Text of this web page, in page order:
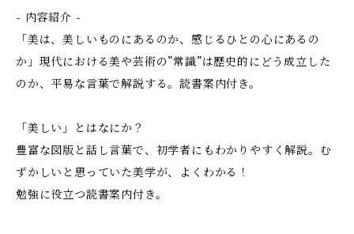
- 内容紹介 -
「美は、美しいものにあるのか、感じるひとの心にあるの
か」現代における美や芸術の”常識”は歴史的にどう成立した
のか、平易な言葉で解説する。読書案内付き。
「美しい」とはなにか？
豊富な図版と話し言葉で、初学者にもわかりやすく解説。む
ずかしいと思っていた美学が、よくわかる！
勉強に役立つ読書案内付き。